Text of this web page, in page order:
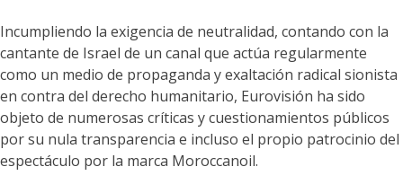
Incumpliendo la exigencia de neutralidad, contando con la
cantante de Israel de un canal que actúa regularmente
como un medio de propaganda y exaltación radical sionista
en contra del derecho humanitario, Eurovisión ha sido
objeto de numerosas críticas y cuestionamientos públicos
por su nula transparencia e incluso el propio patrocinio del
espectáculo por la marca Moroccanoil.